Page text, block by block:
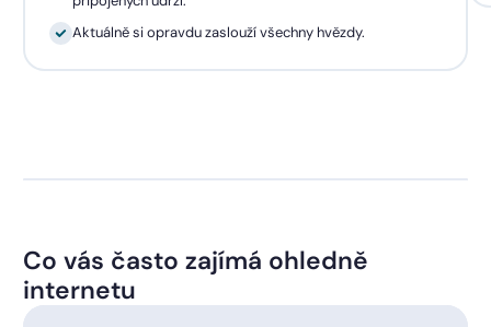
Aktuálně si opravdu zaslouží všechny hvězdy.
Co vás často zajímá ohledně
internetu